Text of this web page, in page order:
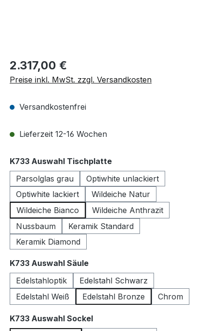
Regulärer Preis:
2.317,00 €
Preise inkl. MwSt. zzgl. Versandkosten
Versandkostenfrei
Lieferzeit 12-16 Wochen
K733 Auswahl Tischplatteauswählen
Parsolglas grau
Optiwhite unlackiert
Optiwhite lackiert
Wildeiche Natur
Wildeiche Bianco
Wildeiche Anthrazit
Nussbaum
Keramik Standard
Keramik Diamond
K733 Auswahl Säuleauswählen
Edelstahloptik
Edelstahl Schwarz
Edelstahl Weiß
Edelstahl Bronze Chrom
K733 Auswahl Sockelauswählen